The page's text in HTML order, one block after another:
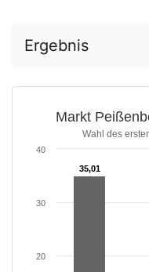
Ergebnis
Markt
Wahl des
35,01
35,01
20
30
40